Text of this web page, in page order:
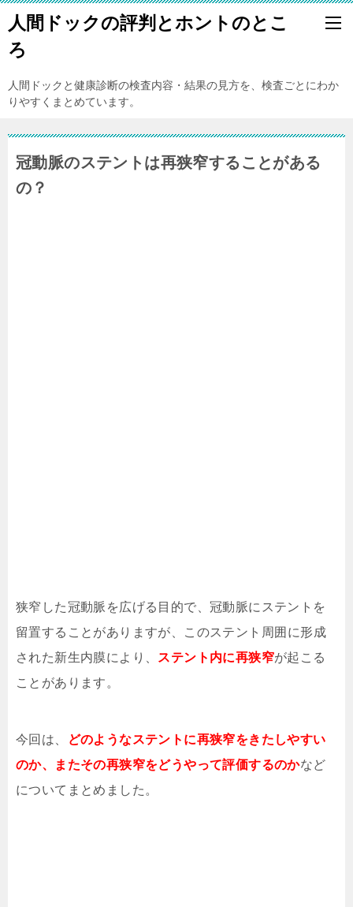
人間ドックの評判とホントのとこ
ろ
人間ドックと健康診断の検査内容・結果の見方を、検査ごとにわか
りやすくまとめています。
冠動脈のステントは再狭窄することがある
の？
狭窄した冠動脈を広げる目的で、冠動脈にステントを
留置することがありますが、このステント周囲に形成
された新生内膜により、 ステント内に再狭窄が起こる
ことがあります。
今回は、
どのようなステントに再狭窄をきたしやすい
のか、またその再狭窄をどうやって評価するのかなど
についてまとめました。